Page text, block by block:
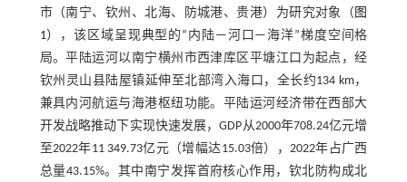
市（南宁、钦州、北海、防城港、贵港）为研究对象（ 图
1），该区域呈现典型的“内陆—河口—海洋”梯度空间格
局。平陆运河以南宁横州市西津库区平塘江口为起点，经
钦州灵山县陆屋镇延伸至北部湾入海口，全长约134 km，
兼具内河航运与海港枢纽功能。平陆运河经济带在西部大
开发战略推动下实现快速发展，GDP从2000年708.24亿元增
至2022年11 349.73亿元（增幅达15.03倍），2022年占广西
总量43.15%。其中南宁发挥首府核心作用，钦北防构成北